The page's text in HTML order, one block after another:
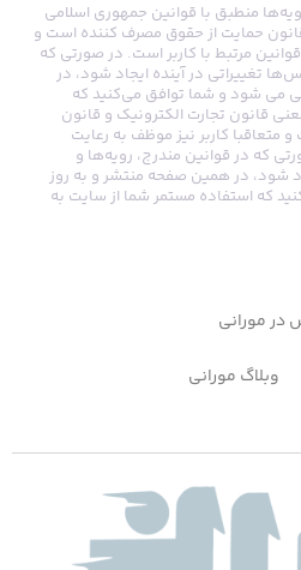
منطبق با قوانین جمهوری اسلامی
قانون حمایت از حقوق مصرف کننده است و
مرتبط با کاربر است. در صورتی که
تغییراتی در آینده ایجاد شود، در
می شود و شما توافق می‏‌کنید که
قانون تجارت الکترونیک و قانون
کاربر نیز موظف به رعایت
که در قوانین مندرج، رویه‏‌ها و
شود، در همین صفحه منتشر و به روز
که استفاده مستمر شما از سایت به
در مورانی
وبلاگ مورانی